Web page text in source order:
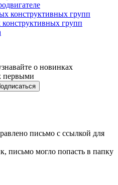
групп
о новинках
первыми
письмо с ссылкой для
письмо могло попасть в папку